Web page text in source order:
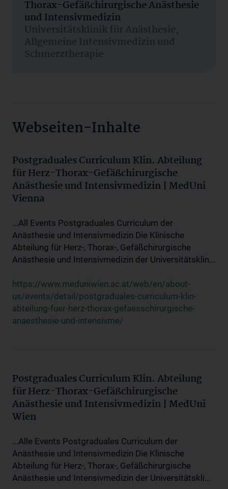
Thorax-Gefäßchirurgische Anästhesie
und Intensivmedizin
Universitätsklinik für Anästhesie,
Allgemeine Intensivmedizin und
Schmerztherapie
Webseiten-Inhalte
Postgraduales Curriculum Klin. Abteilung
für Herz-Thorax-Gefäßchirurgische
Anästhesie und Intensivmedizin | MedUni
Vienna
...All Events Postgraduales Curriculum der
Anästhesie und Intensivmedizin Die Klinische
Abteilung für Herz-, Thorax-, Gefäßchirurgische
Anästhesie und Intensivmedizin der Universitätsklin...
https://www.meduniwien.ac.at/web/en/about-
us/events/detail/postgraduales-curriculum-klin-
abteilung-fuer-herz-thorax-gefaesschirurgische-
anaesthesie-und-intensivme/
Postgraduales Curriculum Klin. Abteilung
für Herz-Thorax-Gefäßchirurgische
Anästhesie und Intensivmedizin | MedUni
Wien
...Alle Events Postgraduales Curriculum der
Anästhesie und Intensivmedizin Die Klinische
Abteilung für Herz-, Thorax-, Gefäßchirurgische
Anästhesie und Intensivmedizin der Universitätskli...